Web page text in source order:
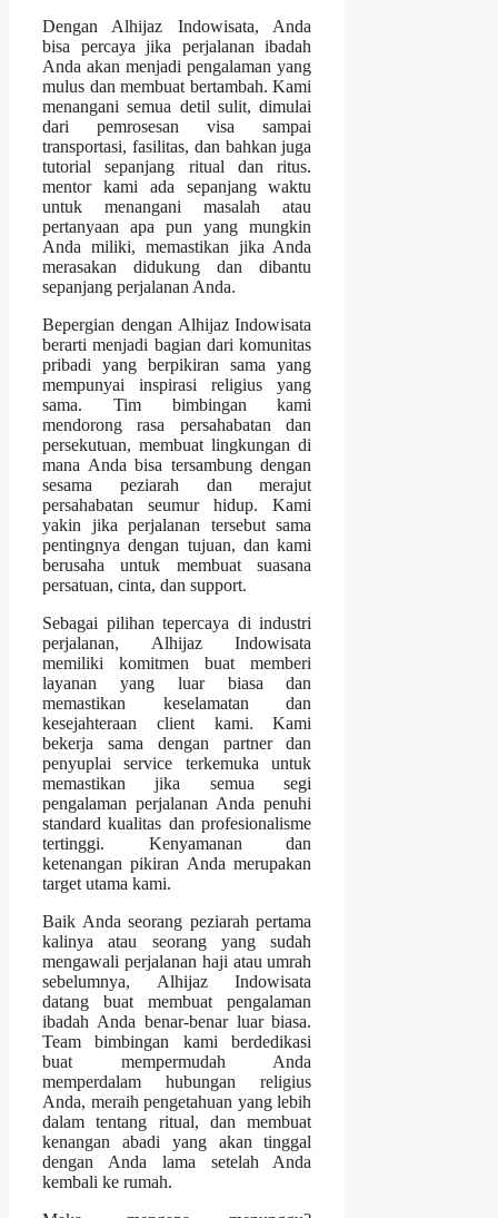
Dengan Alhijaz Indowisata, Anda
bisa percaya jika perjalanan ibadah
Anda akan menjadi pengalaman yang
mulus dan membuat bertambah. Kami
menangani semua detil sulit, dimulai
dari pemrosesan visa sampai
transportasi, fasilitas, dan bahkan juga
tutorial sepanjang ritual dan ritus.
mentor kami ada sepanjang waktu
untuk menangani masalah atau
pertanyaan apa pun yang mungkin
Anda miliki, memastikan jika Anda
merasakan didukung dan dibantu
sepanjang perjalanan Anda.
Bepergian dengan Alhijaz Indowisata
berarti menjadi bagian dari komunitas
pribadi yang berpikiran sama yang
mempunyai inspirasi religius yang
sama. Tim bimbingan kami
mendorong rasa persahabatan dan
persekutuan, membuat lingkungan di
mana Anda bisa tersambung dengan
sesama peziarah dan merajut
persahabatan seumur hidup. Kami
yakin jika perjalanan tersebut sama
pentingnya dengan tujuan, dan kami
berusaha untuk membuat suasana
persatuan, cinta, dan support.
Sebagai pilihan tepercaya di industri
perjalanan, Alhijaz Indowisata
memiliki komitmen buat memberi
layanan yang luar biasa dan
memastikan keselamatan dan
kesejahteraan client kami. Kami
bekerja sama dengan partner dan
penyuplai service terkemuka untuk
memastikan jika semua segi
pengalaman perjalanan Anda penuhi
standard kualitas dan profesionalisme
tertinggi. Kenyamanan dan
ketenangan pikiran Anda merupakan
target utama kami.
Baik Anda seorang peziarah pertama
kalinya atau seorang yang sudah
mengawali perjalanan haji atau umrah
sebelumnya, Alhijaz Indowisata
datang buat membuat pengalaman
ibadah Anda benar-benar luar biasa.
Team bimbingan kami berdedikasi
buat mempermudah Anda
memperdalam hubungan religius
Anda, meraih pengetahuan yang lebih
dalam tentang ritual, dan membuat
kenangan abadi yang akan tinggal
dengan Anda lama setelah Anda
kembali ke rumah.